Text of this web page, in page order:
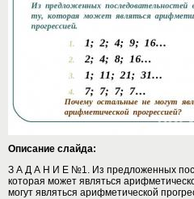
Описание слайда:
З А Д А Н И Е №1. Из предложенных
которая может являться
могут являться арифметической